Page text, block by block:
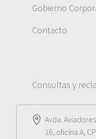
Gobierno
Contacto
Consultas y
Avda.
16, oficina A,